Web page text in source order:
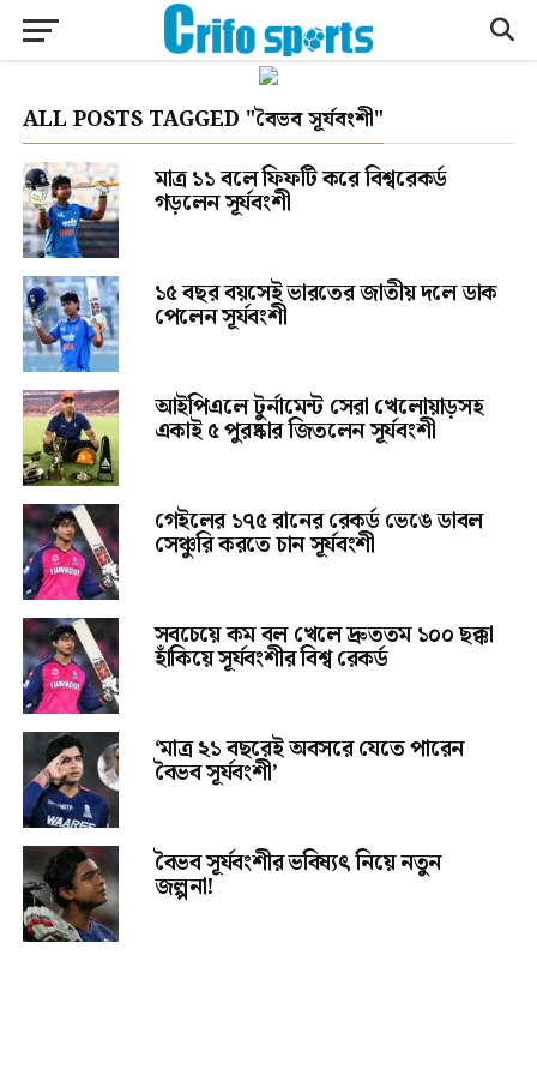
ALL POSTS TAGGED "বৈভব সূর্যবংশী"
মাত্র ১১ বলে ফিফটি করে বিশ্বরেকর্ড
গড়লেন সূর্যবংশী
১৫ বছর বয়সেই ভারতের জাতীয় দলে ডাক
পেলেন সূর্যবংশী
আইপিএলে টুর্নামেন্ট সেরা খেলোয়াড়সহ
একাই ৫ পুরষ্কার জিতলেন সূর্যবংশী
গেইলের ১৭৫ রানের রেকর্ড ভেঙে ডাবল
সেঞ্চুরি করতে চান সূর্যবংশী
সবচেয়ে কম বল খেলে দ্রুততম ১০০ ছক্কা
হাঁকিয়ে সূর্যবংশীর বিশ্ব রেকর্ড
‘মাত্র ২১ বছরেই অবসরে যেতে পারেন
বৈভব সূর্যবংশী’
বৈভব সূর্যবংশীর ভবিষ্যৎ নিয়ে নতুন
জল্পনা!